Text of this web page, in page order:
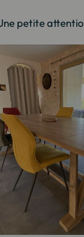
petite